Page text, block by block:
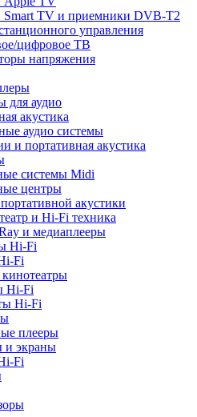
Smart TV и приемники DVB-T2
управления
цифровое ТВ
напряжения
для аудио
акустика
аудио системы
и портативная акустика
системы Midi
центры
акустики
и Hi-Fi техника
и медиаплееры
Hi-Fi
Fi
Hi-Fi
Hi-Fi
плееры
и экраны
Fi